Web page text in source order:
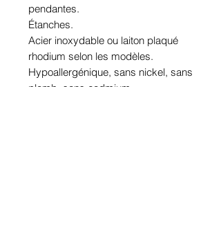
pendantes.
Étanches.
Acier inoxydable ou laiton plaqué
rhodium selon les modèles.
Hypoallergénique, sans nickel, sans
plomb, sans cadmium.